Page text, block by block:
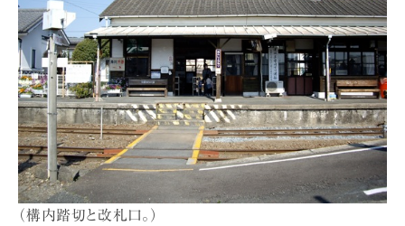
（構内踏切と改札口。）